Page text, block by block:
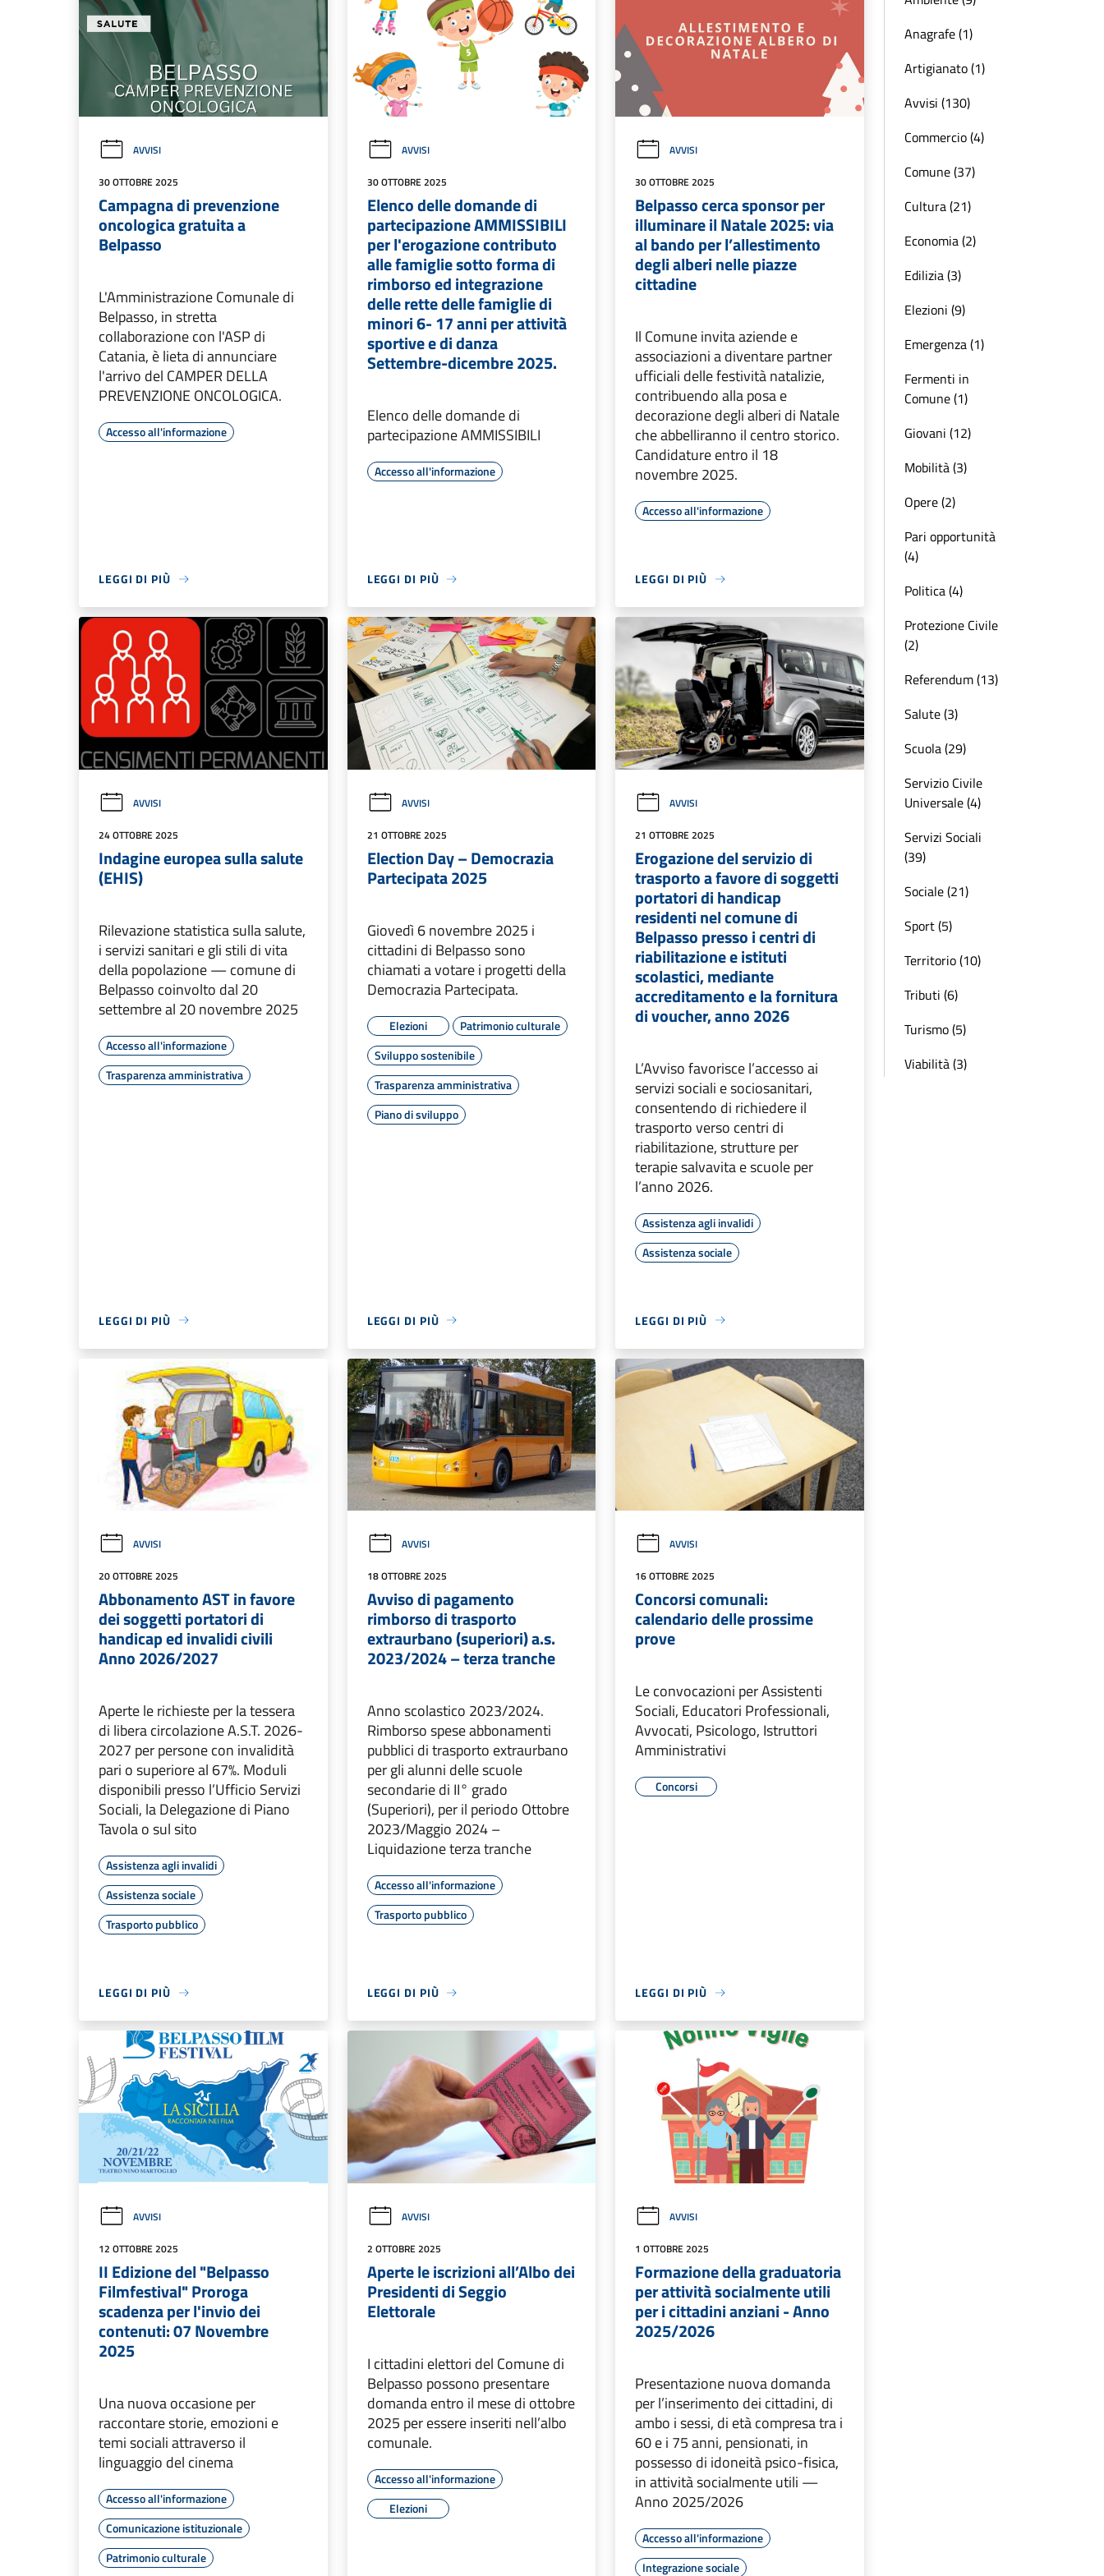
AVVISI
30 OTTOBRE 2025
Campagna di prevenzione
oncologica gratuita a
Belpasso
L'Amministrazione Comunale di
Belpasso, in stretta
collaborazione con l'ASP di
Catania, è lieta di annunciare
l'arrivo del CAMPER DELLA
PREVENZIONE ONCOLOGICA.
Accesso all'informazione
LEGGI DI PIÙ
AVVISI
30 OTTOBRE 2025
Elenco delle domande di
partecipazione AMMISSIBILI
per l'erogazione contributo
alle famiglie sotto forma di
rimborso ed integrazione
delle rette delle famiglie di
minori 6- 17 anni per attività
sportive e di danza
Settembre-dicembre 2025.
Elenco delle domande di
partecipazione AMMISSIBILI
Accesso all'informazione
LEGGI DI PIÙ
AVVISI
30 OTTOBRE 2025
Belpasso cerca sponsor per
illuminare il Natale 2025: via
al bando per l’allestimento
degli alberi nelle piazze
cittadine
Il Comune invita aziende e
associazioni a diventare partner
ufficiali delle festività natalizie,
contribuendo alla posa e
decorazione degli alberi di Natale
che abbelliranno il centro storico.
Candidature entro il 18
novembre 2025.
Accesso all'informazione
LEGGI DI PIÙ
AVVISI
24 OTTOBRE 2025
Indagine europea sulla salute
(EHIS)
Rilevazione statistica sulla salute,
i servizi sanitari e gli stili di vita
della popolazione — comune di
Belpasso coinvolto dal 20
settembre al 20 novembre 2025
Accesso all'informazione
Trasparenza amministrativa
LEGGI DI PIÙ
AVVISI
21 OTTOBRE 2025
Election Day – Democrazia
Partecipata 2025
Giovedì 6 novembre 2025 i
cittadini di Belpasso sono
chiamati a votare i progetti della
Democrazia Partecipata.
Elezioni
Patrimonio culturale
Sviluppo sostenibile
Trasparenza amministrativa
Piano di sviluppo
LEGGI DI PIÙ
AVVISI
21 OTTOBRE 2025
Erogazione del servizio di
trasporto a favore di soggetti
portatori di handicap
residenti nel comune di
Belpasso presso i centri di
riabilitazione e istituti
scolastici, mediante
accreditamento e la fornitura
di voucher, anno 2026
L’Avviso favorisce l’accesso ai
servizi sociali e sociosanitari,
consentendo di richiedere il
trasporto verso centri di
riabilitazione, strutture per
terapie salvavita e scuole per
l’anno 2026.
Assistenza agli invalidi
Assistenza sociale
LEGGI DI PIÙ
AVVISI
20 OTTOBRE 2025
Abbonamento AST in favore
dei soggetti portatori di
handicap ed invalidi civili
Anno 2026/2027
Aperte le richieste per la tessera
di libera circolazione A.S.T. 2026-
2027 per persone con invalidità
pari o superiore al 67%. Moduli
disponibili presso l’Ufficio Servizi
Sociali, la Delegazione di Piano
Tavola o sul sito
Assistenza agli invalidi
Assistenza sociale
Trasporto pubblico
LEGGI DI PIÙ
AVVISI
18 OTTOBRE 2025
Avviso di pagamento
rimborso di trasporto
extraurbano (superiori) a.s.
2023/2024 – terza tranche
Anno scolastico 2023/2024.
Rimborso spese abbonamenti
pubblici di trasporto extraurbano
per gli alunni delle scuole
secondarie di II° grado
(Superiori), per il periodo Ottobre
2023/Maggio 2024 –
Liquidazione terza tranche
Accesso all'informazione
Trasporto pubblico
LEGGI DI PIÙ
AVVISI
16 OTTOBRE 2025
Concorsi comunali:
calendario delle prossime
prove
Le convocazioni per Assistenti
Sociali, Educatori Professionali,
Avvocati, Psicologo, Istruttori
Amministrativi
Concorsi
LEGGI DI PIÙ
AVVISI
12 OTTOBRE 2025
II Edizione del "Belpasso
Filmfestival" Proroga
scadenza per l'invio dei
contenuti: 07 Novembre
2025
Una nuova occasione per
raccontare storie, emozioni e
temi sociali attraverso il
linguaggio del cinema
Accesso all'informazione
Comunicazione istituzionale
Patrimonio culturale
AVVISI
2 OTTOBRE 2025
Aperte le iscrizioni all’Albo dei
Presidenti di Seggio
Elettorale
I cittadini elettori del Comune di
Belpasso possono presentare
domanda entro il mese di ottobre
2025 per essere inseriti nell’albo
comunale.
Accesso all'informazione
Elezioni
AVVISI
1 OTTOBRE 2025
Formazione della graduatoria
per attività socialmente utili
per i cittadini anziani - Anno
2025/2026
Presentazione nuova domanda
per l’inserimento dei cittadini, di
ambo i sessi, di età compresa tra i
60 e i 75 anni, pensionati, in
possesso di idoneità psico-fisica,
in attività socialmente utili —
Anno 2025/2026
Accesso all'informazione
Integrazione sociale
Anagrafe (1)
Artigianato (1)
Avvisi (130)
Commercio (4)
Comune (37)
Cultura (21)
Economia (2)
Edilizia (3)
Elezioni (9)
Emergenza (1)
Fermenti in
Comune (1)
Giovani (12)
Mobilità (3)
Opere (2)
Pari opportunità
(4)
Politica (4)
Protezione Civile
(2)
Referendum (13)
Salute (3)
Scuola (29)
Servizio Civile
Universale (4)
Servizi Sociali
(39)
Sociale (21)
Sport (5)
Territorio (10)
Tributi (6)
Turismo (5)
Viabilità (3)